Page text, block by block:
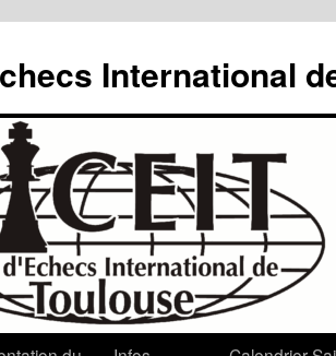
International